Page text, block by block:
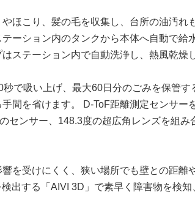
ほこり、髪の毛を収集し、台所の油汚れ
ーション内のタンクから本体へ自動で給
ステーション内で自動洗浄し、熱風乾燥
で吸い上げ、最大60日分のごみを保管
間を省けます。 D-ToF距離測定センサー
センサー、148.3度の超広角レンズを組み
を受けにくく、狭い場所でも壁との距離
出する「AIVI 3D」で素早く障害物を検